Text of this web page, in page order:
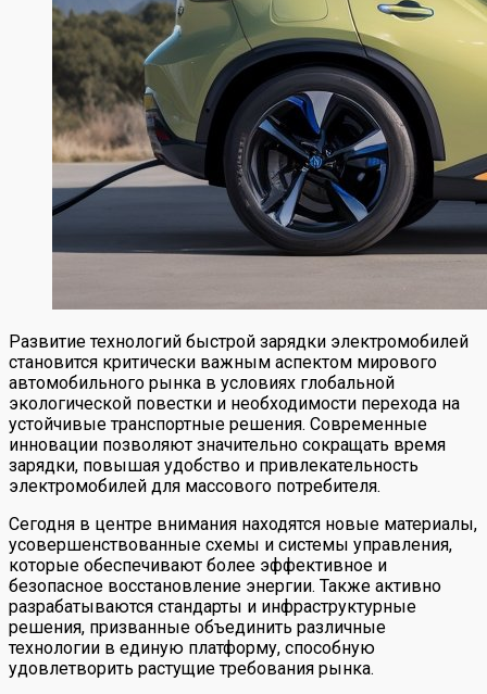
Развитие технологий быстрой зарядки электромобилей
становится критически важным аспектом мирового
автомобильного рынка в условиях глобальной
экологической повестки и необходимости перехода на
устойчивые транспортные решения. Современные
инновации позволяют значительно сокращать время
зарядки, повышая удобство и привлекательность
электромобилей для массового потребителя.
Сегодня в центре внимания находятся новые материалы,
усовершенствованные схемы и системы управления,
которые обеспечивают более эффективное и
безопасное восстановление энергии. Также активно
разрабатываются стандарты и инфраструктурные
решения, призванные объединить различные
технологии в единую платформу, способную
удовлетворить растущие требования рынка.